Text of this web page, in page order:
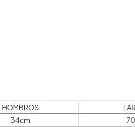
HOMBROS
34cm